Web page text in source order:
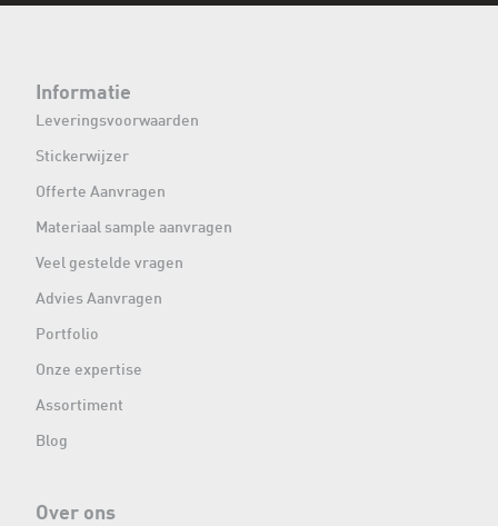
Informatie
Leveringsvoorwaarden
Stickerwijzer
Offerte Aanvragen
Materiaal sample aanvragen
Veel gestelde vragen
Advies Aanvragen
Portfolio
Onze expertise
Assortiment
Blog
Over ons